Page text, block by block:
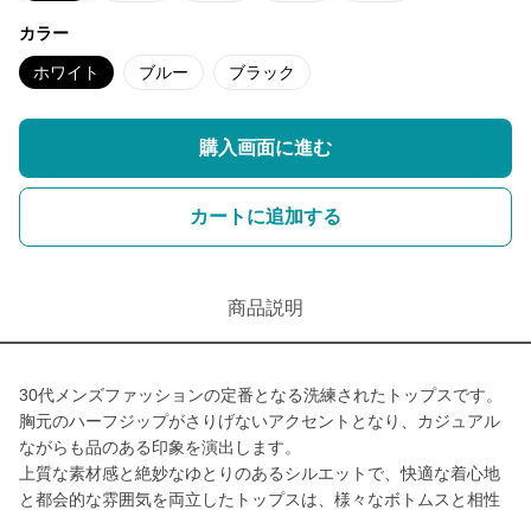
カラー
ホワイト ブルー ブラック
購入画面に進む
カートに追加する
商品説明
30代メンズファッションの定番となる洗練されたトップスです。
胸元のハーフジップがさりげないアクセントとなり、カジュアル
ながらも品のある印象を演出します。
上質な素材感と絶妙なゆとりのあるシルエットで、快適な着心地
と都会的な雰囲気を両立したトップスは、様々なボトムスと相性